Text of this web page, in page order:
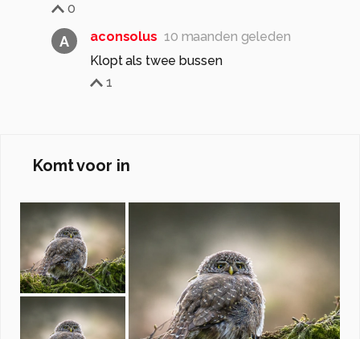
0
A aconsolus 10 maanden geleden
Klopt als twee bussen
1
Komt voor in